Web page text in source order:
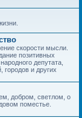
скорости мысли.
позитивных
депутата,
городов и других
добром, светлом, о
поместье.